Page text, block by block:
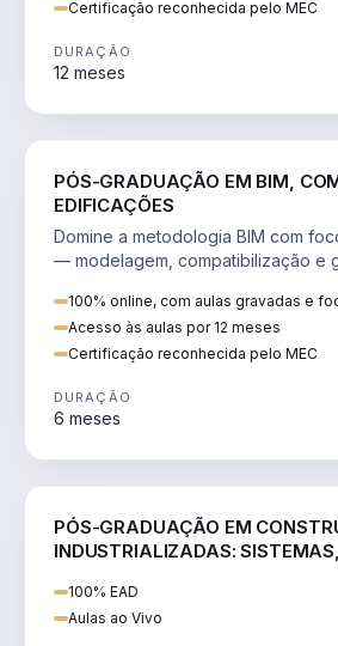
Certificação reconhecida pelo MEC
DURAÇÃO
12 meses
PÓS-GRADUAÇÃO EM BIM,
EDIFICAÇÕES
Domine a metodologia BIM com
— modelagem, compatibilização e
100% online, com aulas gravadas e
Acesso às aulas por 12 meses
Certificação reconhecida pelo MEC
DURAÇÃO
6 meses
PÓS-GRADUAÇÃO EM
INDUSTRIALIZADAS:
100% EAD
Aulas ao Vivo